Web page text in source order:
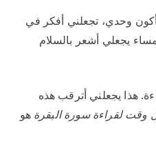
وحدي، تجعلني أفكر في
يجعلي أشعر بالسلام
هذا يجعلني أترقب هذه
وقت لقراءة سورة البقرة هو